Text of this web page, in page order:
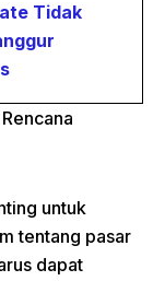
Tidak
untuk
tentang pasar
dapat